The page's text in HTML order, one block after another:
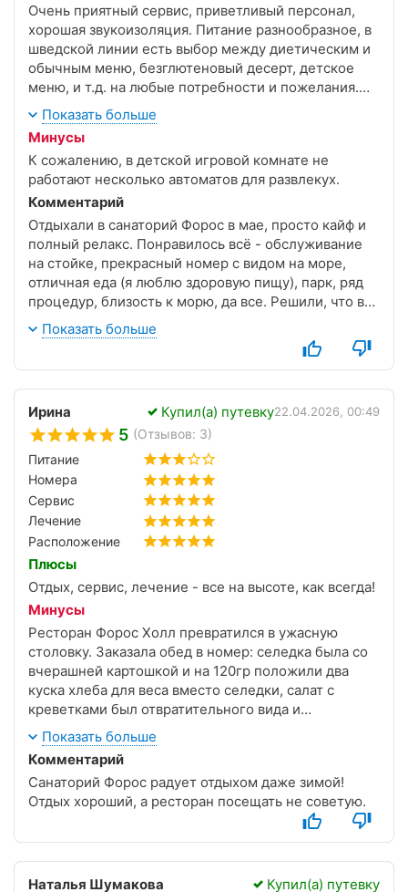
Очень приятный сервис, приветливый персонал,
хорошая звукоизоляция. Питание разнообразное, в
шведской линии есть выбор между диетическим и
обычным меню, безглютеновый десерт, детское
меню, и т.д. на любые потребности и пожелания.
Красивые виды.
Чистый бассейн с морской водой.
Показать больше
Минусы
К сожалению, в детской игровой комнате не
работают несколько автоматов для развлекух.
Комментарий
Отдыхали в санаторий Форос в мае, просто кайф и
полный релакс. Понравилось всё - обслуживание
на стойке, прекрасный номер с видом на море,
отличная еда (я люблю здоровую пищу), парк, ряд
процедур, близость к морю, да все. Решили, что в
последующем обязательно приедем еще. Спасибо
огромное за чудесное место.
Показать больше
Ирина Купил(а) путевку22.04.2026, 00:49
5 (Отзывов: 3)
Питание
Номера
Сервис
Лечение
Расположение
Плюсы
Отдых, сервис, лечение - все на высоте, как всегда!
Минусы
Ресторан Форос Холл превратился в ужасную
столовку. Заказала обед в номер: селедка была со
вчерашней картошкой и на 120гр положили два
куска хлеба для веса вместо селедки, салат с
креветками был отвратительного вида и
скрюченные 4 креветки, тоже пожаренные давно
венчали это блюдо. Полухолодный детский супчик
также не вызывал аппетита.
Показать больше
Комментарий
Санаторий Форос радует отдыхом даже зимой!
Отдых хороший, а ресторан посещать не советую.
Наталья Шумакова Купил(а) путевку